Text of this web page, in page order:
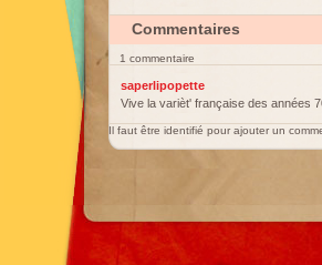
Commentaires
1 commentaire
saperlipopette
Vive la varièt' française des années
Il faut être identifié pour ajouter un